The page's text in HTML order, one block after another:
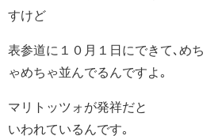
すけど
表参道に１０月１日にできて､めち
ゃめちゃ並んでるんですよ｡
マリトッツォが発祥だと
いわれているんです｡